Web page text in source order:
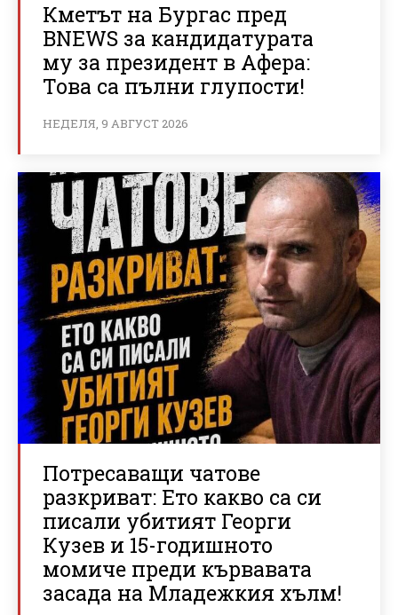
Кметът на Бургас пред
BNEWS за кандидатурата
му за президент в Афера:
Това са пълни глупости!
НЕДЕЛЯ, 9 АВГУСТ 2026
Потресаващи чатове
разкриват: Ето какво са си
писали убитият Георги
Кузев и 15-годишното
момиче преди кървавата
засада на Младежкия хълм!